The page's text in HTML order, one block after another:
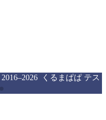
2016–2026 くるまぱぱ テス